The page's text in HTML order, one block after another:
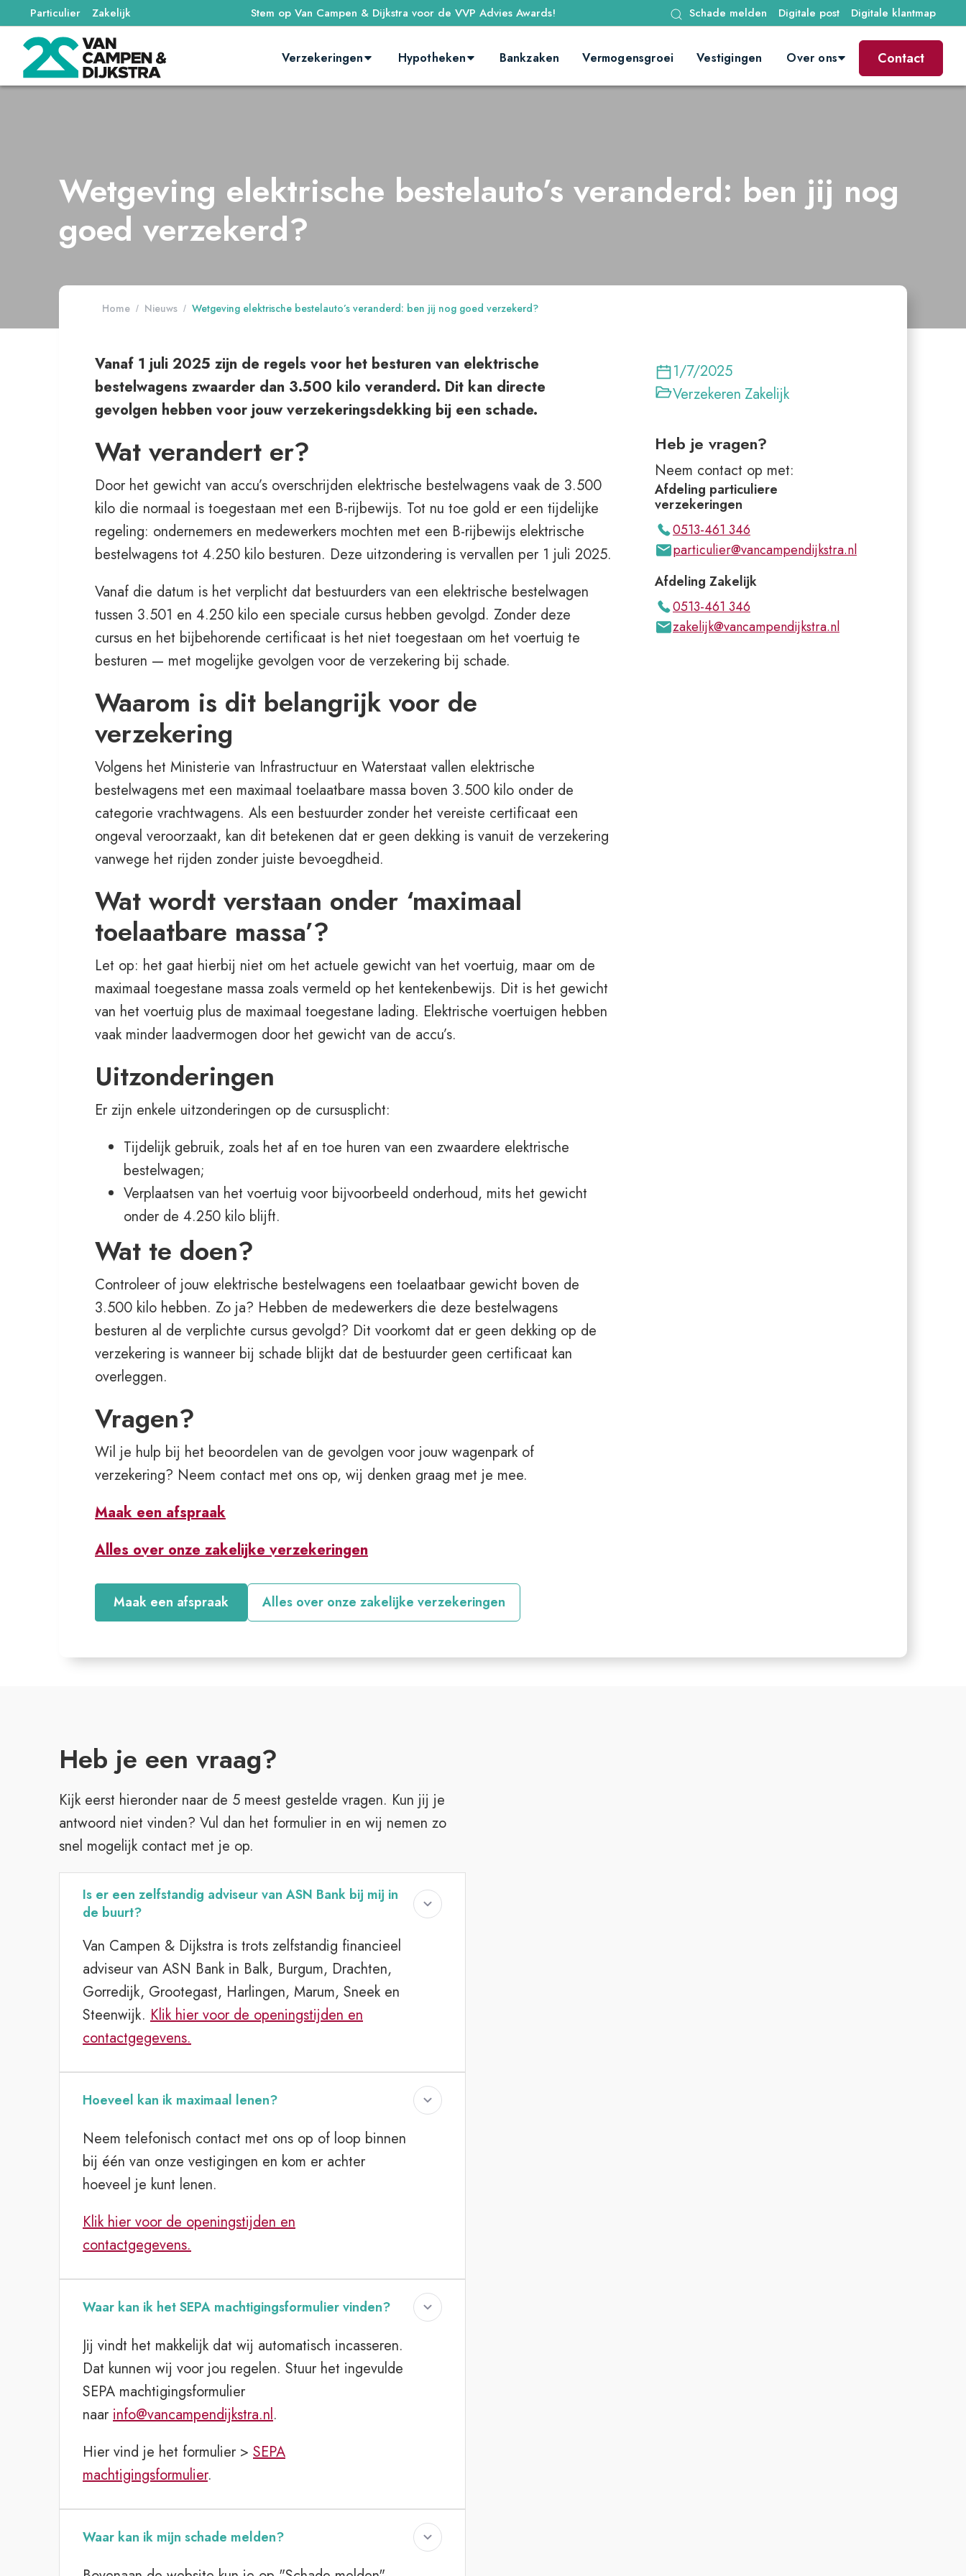
Particulier Zakelijk Stem op Van Campen & Dijkstra voor de VVP Advies Awards! Schade melden Digitale post Digitale klantmap
Verzekeringen Hypotheken Bankzaken Vermogensgroei Vestigingen Over ons Contact
Wetgeving elektrische bestelauto’s veranderd: ben jij nog
goed verzekerd?
Home / Nieuws / Wetgeving elektrische bestelauto’s veranderd: ben jij nog goed verzekerd?
Vanaf 1 juli 2025 zijn de regels voor het besturen van elektrische
bestelwagens zwaarder dan 3.500 kilo veranderd. Dit kan directe
gevolgen hebben voor jouw verzekeringsdekking bij een schade.
Wat verandert er?
Door het gewicht van accu’s overschrijden elektrische bestelwagens vaak de 3.500
kilo die normaal is toegestaan met een B-rijbewijs. Tot nu toe gold er een tijdelijke
regeling: ondernemers en medewerkers mochten met een B-rijbewijs elektrische
bestelwagens tot 4.250 kilo besturen. Deze uitzondering is vervallen per 1 juli 2025.
Vanaf die datum is het verplicht dat bestuurders van een elektrische bestelwagen
tussen 3.501 en 4.250 kilo een speciale cursus hebben gevolgd. Zonder deze
cursus en het bijbehorende certificaat is het niet toegestaan om het voertuig te
besturen — met mogelijke gevolgen voor de verzekering bij schade.
Waarom is dit belangrijk voor de
verzekering
Volgens het Ministerie van Infrastructuur en Waterstaat vallen elektrische
bestelwagens met een maximaal toelaatbare massa boven 3.500 kilo onder de
categorie vrachtwagens. Als een bestuurder zonder het vereiste certificaat een
ongeval veroorzaakt, kan dit betekenen dat er geen dekking is vanuit de verzekering
vanwege het rijden zonder juiste bevoegdheid.
Wat wordt verstaan onder ‘maximaal
toelaatbare massa’?
Let op: het gaat hierbij niet om het actuele gewicht van het voertuig, maar om de
maximaal toegestane massa zoals vermeld op het kentekenbewijs. Dit is het gewicht
van het voertuig plus de maximaal toegestane lading. Elektrische voertuigen hebben
vaak minder laadvermogen door het gewicht van de accu’s.
Uitzonderingen
Er zijn enkele uitzonderingen op de cursusplicht:
Tijdelijk gebruik, zoals het af en toe huren van een zwaardere elektrische
bestelwagen;
Verplaatsen van het voertuig voor bijvoorbeeld onderhoud, mits het gewicht
onder de 4.250 kilo blijft.
Wat te doen?
Controleer of jouw elektrische bestelwagens een toelaatbaar gewicht boven de
3.500 kilo hebben. Zo ja? Hebben de medewerkers die deze bestelwagens
besturen al de verplichte cursus gevolgd? Dit voorkomt dat er geen dekking op de
verzekering is wanneer bij schade blijkt dat de bestuurder geen certificaat kan
overleggen.
Vragen?
Wil je hulp bij het beoordelen van de gevolgen voor jouw wagenpark of
verzekering? Neem contact met ons op, wij denken graag met je mee.
Maak een afspraak
Alles over onze zakelijke verzekeringen
Maak een afspraak Alles over onze zakelijke verzekeringen
1/7/2025
Verzekeren Zakelijk
Heb je vragen?
Neem contact op met:
Afdeling particuliere
verzekeringen
0513-461 346
particulier@vancampendijkstra.nl
Afdeling Zakelijk
0513-461 346
zakelijk@vancampendijkstra.nl
Heb je een vraag?
Kijk eerst hieronder naar de 5 meest gestelde vragen. Kun jij je
antwoord niet vinden? Vul dan het formulier in en wij nemen zo
snel mogelijk contact met je op.
Is er een zelfstandig adviseur van ASN Bank bij mij in
de buurt?
Van Campen & Dijkstra is trots zelfstandig financieel
adviseur van ASN Bank in Balk, Burgum, Drachten,
Gorredijk, Grootegast, Harlingen, Marum, Sneek en
Steenwijk. Klik hier voor de openingstijden en
contactgegevens.
Hoeveel kan ik maximaal lenen?
Neem telefonisch contact met ons op of loop binnen
bij één van onze vestigingen en kom er achter
hoeveel je kunt lenen.
Klik hier voor de openingstijden en
contactgegevens.
Waar kan ik het SEPA machtigingsformulier vinden?
Jij vindt het makkelijk dat wij automatisch incasseren.
Dat kunnen wij voor jou regelen. Stuur het ingevulde
SEPA machtigingsformulier
naar info@vancampendijkstra.nl.
Hier vind je het formulier > SEPA
machtigingsformulier.
Waar kan ik mijn schade melden?